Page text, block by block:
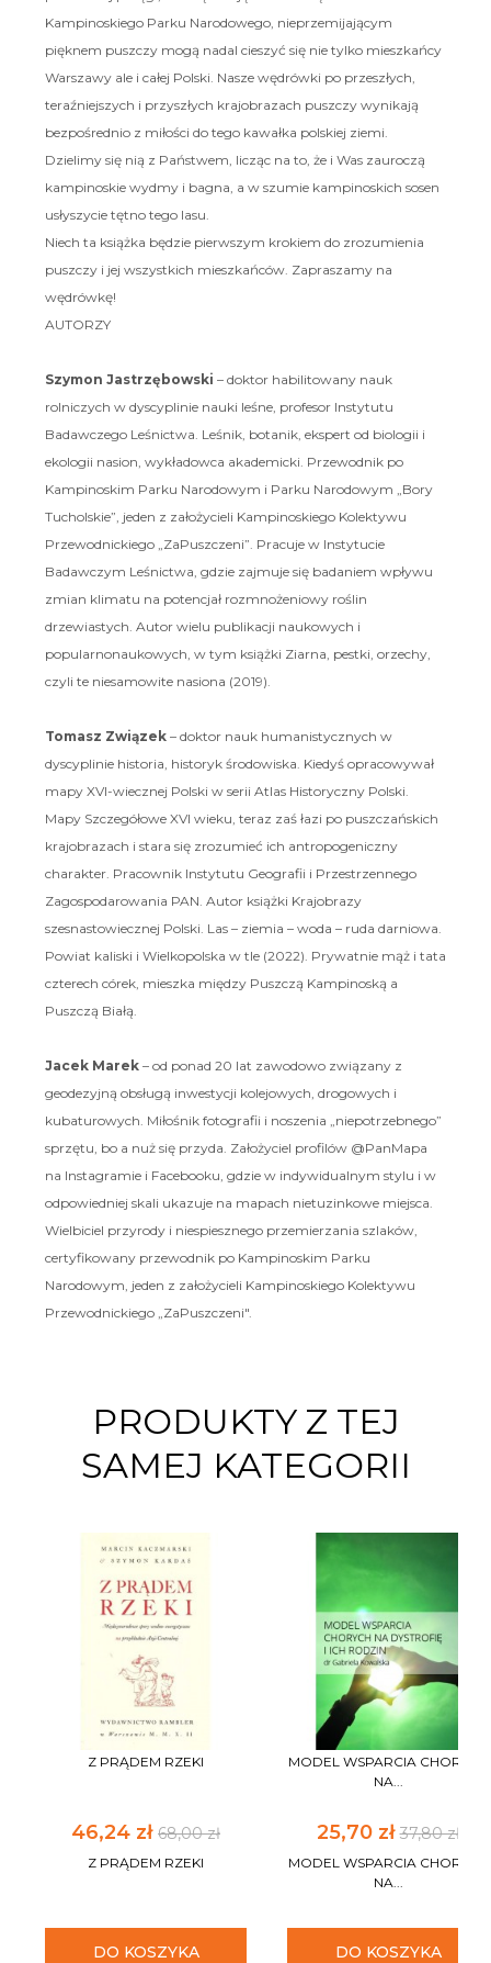
Kampinoskiego Parku Narodowego, nieprzemijającym
pięknem puszczy mogą nadal cieszyć się nie tylko mieszkańcy
Warszawy ale i całej Polski. Nasze wędrówki po przeszłych,
teraźniejszych i przyszłych krajobrazach puszczy wynikają
bezpośrednio z miłości do tego kawałka polskiej ziemi.
Dzielimy się nią z Państwem, licząc na to, że i Was zauroczą
kampinoskie wydmy i bagna, a w szumie kampinoskich sosen
usłyszycie tętno tego lasu.
Niech ta książka będzie pierwszym krokiem do zrozumienia
puszczy i jej wszystkich mieszkańców. Zapraszamy na
wędrówkę!
AUTORZY
Szymon Jastrzębowski – doktor habilitowany nauk
rolniczych w dyscyplinie nauki leśne, profesor Instytutu
Badawczego Leśnictwa. Leśnik, botanik, ekspert od biologii i
ekologii nasion, wykładowca akademicki. Przewodnik po
Kampinoskim Parku Narodowym i Parku Narodowym „Bory
Tucholskie”, jeden z założycieli Kampinoskiego Kolektywu
Przewodnickiego „ZaPuszczeni”. Pracuje w Instytucie
Badawczym Leśnictwa, gdzie zajmuje się badaniem wpływu
zmian klimatu na potencjał rozmnożeniowy roślin
drzewiastych. Autor wielu publikacji naukowych i
popularnonaukowych, w tym książki Ziarna, pestki, orzechy,
czyli te niesamowite nasiona (2019).
Tomasz Związek– doktor nauk humanistycznych w
dyscyplinie historia, historyk środowiska. Kiedyś opracowywał
mapy XVI-wiecznej Polski w serii Atlas Historyczny Polski.
Mapy Szczegółowe XVI wieku, teraz zaś łazi po puszczańskich
krajobrazach i stara się zrozumieć ich antropogeniczny
charakter. Pracownik Instytutu Geografii i Przestrzennego
Zagospodarowania PAN. Autor książki Krajobrazy
szesnastowiecznej Polski. Las – ziemia – woda – ruda darniowa.
Powiat kaliski i Wielkopolska w tle (2022). Prywatnie mąż i tata
czterech córek, mieszka między Puszczą Kampinoską a
Puszczą Białą.
Jacek Marek– od ponad 20 lat zawodowo związany z
geodezyjną obsługą inwestycji kolejowych, drogowych i
kubaturowych. Miłośnik fotografii i noszenia „niepotrzebnego”
sprzętu, bo a nuż się przyda. Założyciel profilów @PanMapa
na Instagramie i Facebooku, gdzie w indywidualnym stylu i w
odpowiedniej skali ukazuje na mapach nietuzinkowe miejsca.
Wielbiciel przyrody i niespiesznego przemierzania szlaków,
certyfikowany przewodnik po Kampinoskim Parku
Narodowym, jeden z założycieli Kampinoskiego Kolektywu
Przewodnickiego „ZaPuszczeni".
PRODUKTY Z TEJ
SAMEJ KATEGORII
Z PRĄDEM RZEKI
46,24 zł 68,00 zł
Z PRĄDEM RZEKI
DO KOSZYKA
MODEL WSPARCIA CHORYCH
NA...
25,70 zł37,80 zł
MODEL WSPARCIA CHORYCH
NA...
DO KOSZYKA